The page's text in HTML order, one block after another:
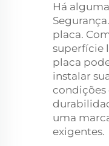
Há
placa.
superfície
placa
instalar
condições
uma
exigentes.